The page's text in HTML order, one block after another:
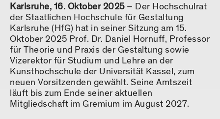
Karlsruhe, 16. Oktober 2025– Der Hochschulrat
der Staatlichen Hochschule für Gestaltung
Karlsruhe (HfG) hat in seiner Sitzung am 15.
Oktober 2025 Prof. Dr. Daniel Hornuff, Professor
für Theorie und Praxis der Gestaltung sowie
Vizerektor für Studium und Lehre an der
Kunsthochschule der Universität Kassel, zum
neuen Vorsitzenden gewählt. Seine Amtszeit
läuft bis zum Ende seiner aktuellen
Mitgliedschaft im Gremium im August 2027.